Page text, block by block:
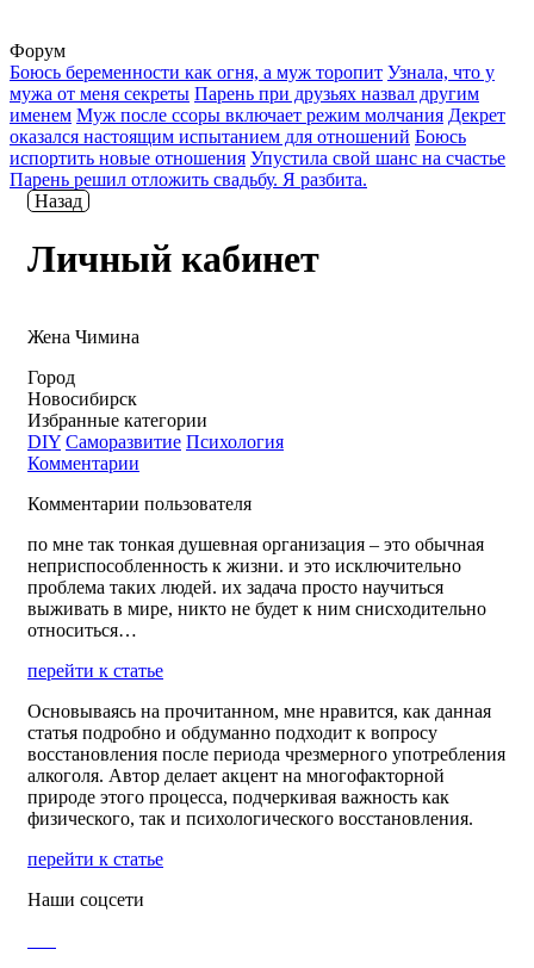
Форум
Боюсь беременности как огня, а муж торопит Узнала, что у
мужа от меня секреты Парень при друзьях назвал другим
именем Муж после ссоры включает режим молчания Декрет
оказался настоящим испытанием для отношений Боюсь
испортить новые отношения Упустила свой шанс на счастье
Парень решил отложить свадьбу. Я разбита.
Назад
Личный кабинет
Жена Чимина
Город
Новосибирск
Избранные категории
DIY Саморазвитие Психология
Комментарии
Комментарии пользователя
по мне так тонкая душевная организация – это обычная
неприспособленность к жизни. и это исключительно
проблема таких людей. их задача просто научиться
выживать в мире, никто не будет к ним снисходительно
относиться…
перейти к статье
Основываясь на прочитанном, мне нравится, как данная
статья подробно и обдуманно подходит к вопросу
восстановления после периода чрезмерного употребления
алкоголя. Автор делает акцент на многофакторной
природе этого процесса, подчеркивая важность как
физического, так и психологического восстановления.
перейти к статье
Наши соцсети